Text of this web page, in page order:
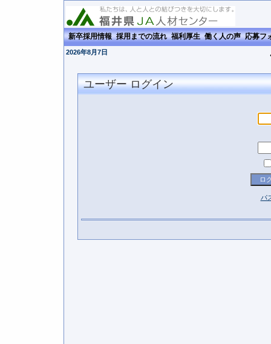
新卒採用情報採用までの流れ福利厚生働く人の声応募フ
2026年8月7日
ユーザー ログイン
パ